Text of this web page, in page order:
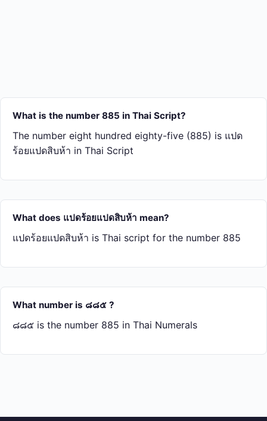
What is the number 885 in Thai Script?
The number eight hundred eighty-five (885) is แปด​
ร้อย​แปด​สิบ​ห้า in Thai Script
What does แปด​ร้อย​แปด​สิบ​ห้า mean?
แปด​ร้อย​แปด​สิบ​ห้า is Thai script for the number 885
What number is ๘๘๕ ?
๘๘๕ is the number 885 in Thai Numerals